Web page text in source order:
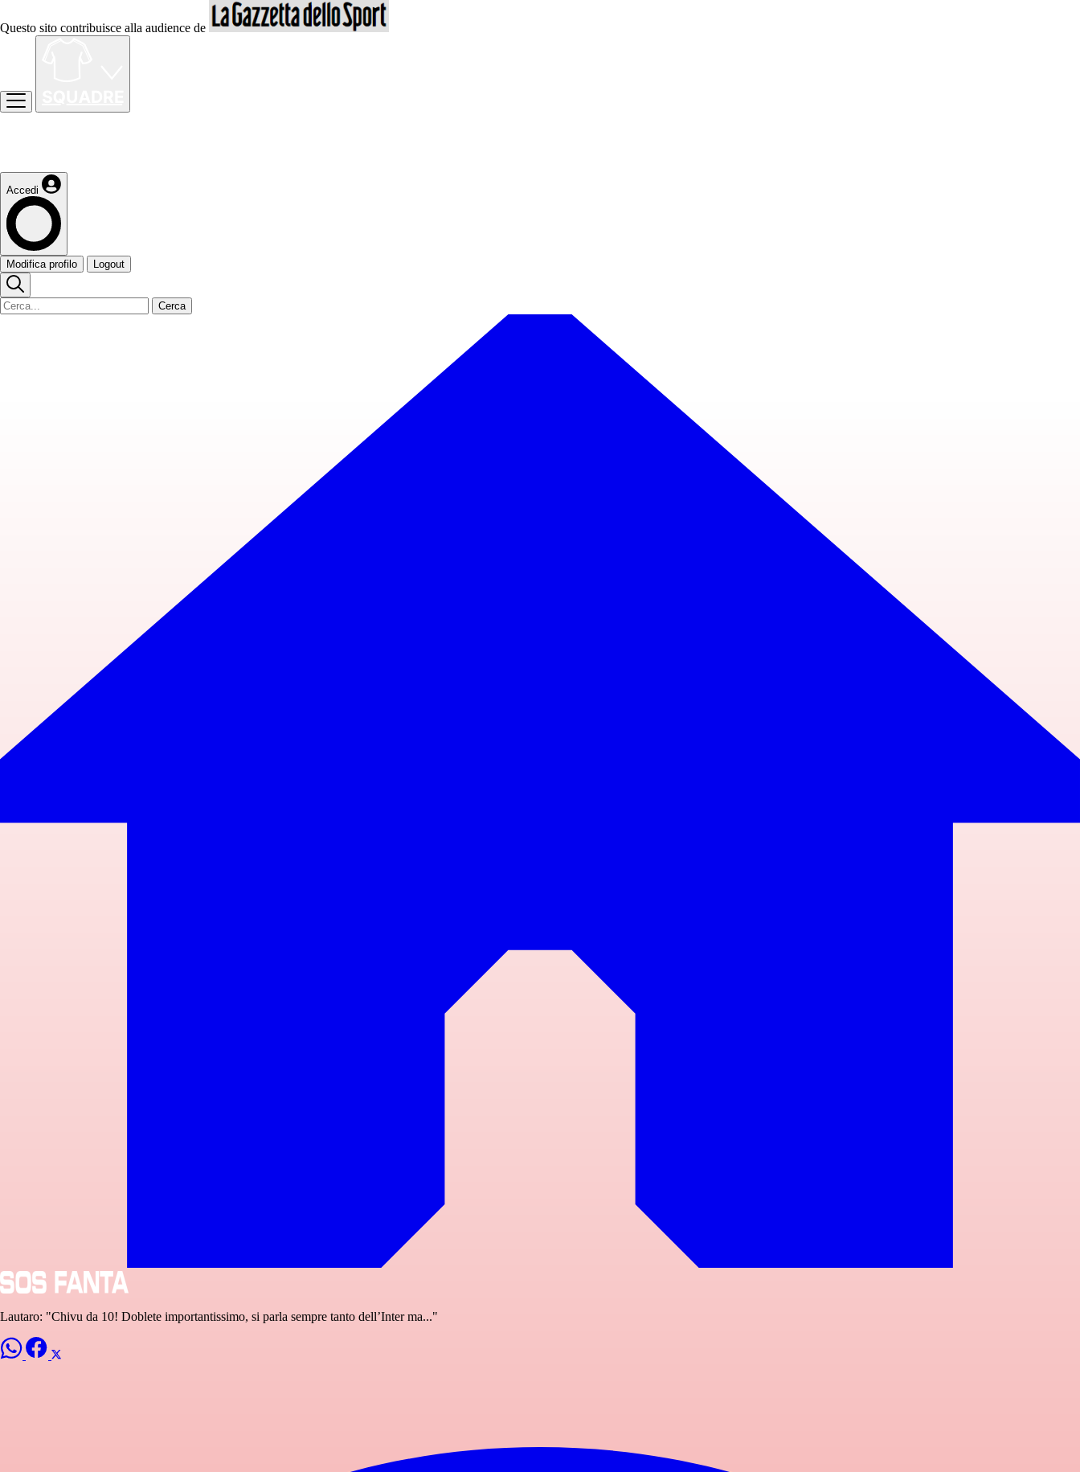
Questo sito contribuisce alla audience de
Accedi
Modifica profilo Logout
Cerca
Lautaro: "Chivu da 10! Doblete importantissimo, si parla sempre tanto dell’Inter ma..."